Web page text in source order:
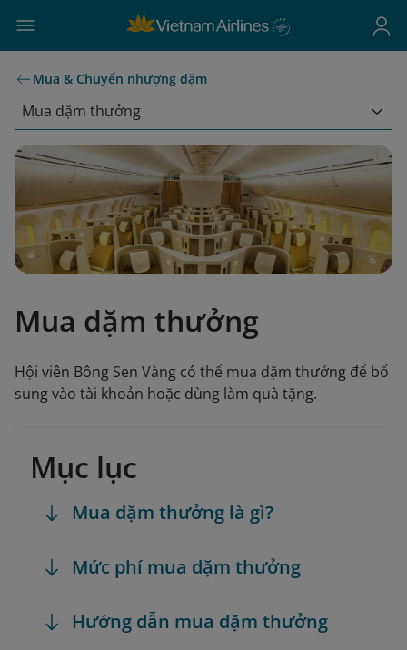
Mua & Chuyển nhượng dặm
Mua dặm thưởng
Mua dặm thưởng
Hội viên Bông Sen Vàng có thể mua dặm thưởng để bổ
sung vào tài khoản hoặc dùng làm quà tặng.
Mục lục
Mua dặm thưởng là gì?
Mức phí mua dặm thưởng
Hướng dẫn mua dặm thưởng